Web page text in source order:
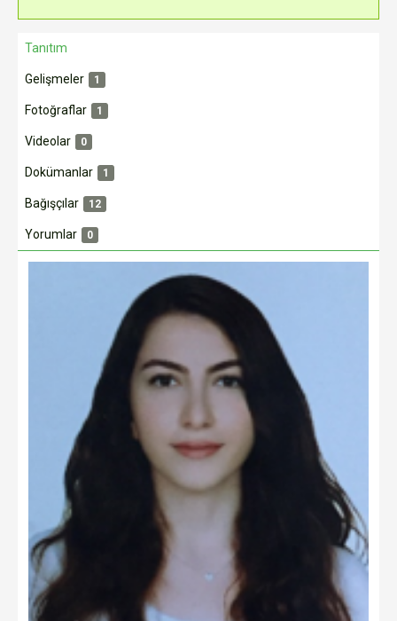
Tanıtım
Gelişmeler 1
Fotoğraflar 1
Videolar 0
Dokümanlar 1
Bağışçılar 12
Yorumlar 0